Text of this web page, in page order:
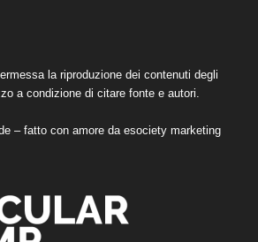
la riproduzione dei contenuti degli
a condizione di citare fonte e autori.
– fatto con amore da esociety marketing